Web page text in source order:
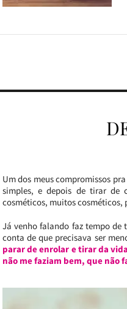
Um dos meus compromissos
simples, e depois de tirar de
cosméticos, muitos cosméticos,
Já venho falando faz tempo de
conta de que precisava ser
parar de enrolar e tirar da
não me faziam bem, que não